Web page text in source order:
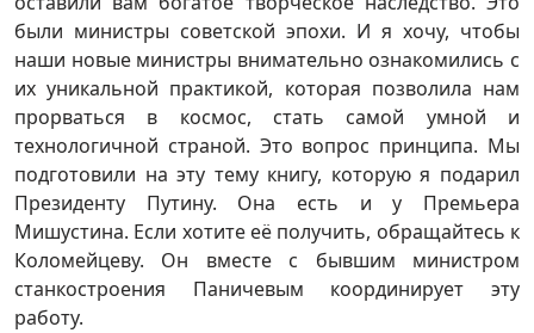
были министры советской эпохи. И я хочу, чтобы
наши новые министры внимательно ознакомились с
их уникальной практикой, которая позволила нам
прорваться в космос, стать самой умной и
технологичной страной. Это вопрос принципа. Мы
подготовили на эту тему книгу, которую я подарил
Президенту Путину. Она есть и у Премьера
Мишустина. Если хотите её получить, обращайтесь к
Коломейцеву. Он вместе с бывшим министром
станкостроения Паничевым координирует эту
работу.